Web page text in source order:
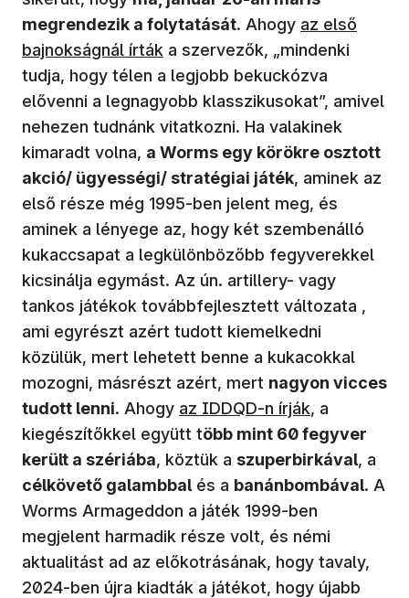
megrendezik a folytatását. Ahogy (új ablakban
az első
bajnokságnál írták a szervezők, „mindenki
tudja, hogy télen a legjobb bekuckózva
elővenni a legnagyobb klasszikusokat”, amivel
nehezen tudnánk vitatkozni. Ha valakinek
kimaradt volna, a Worms egy körökre osztott
akció/ ügyességi/ stratégiai játék, aminek az
első része még 1995-ben jelent meg, és
aminek a lényege az, hogy két szembenálló
kukaccsapat a legkülönbözőbb fegyverekkel
kicsinálja egymást. Az ún. artillery- vagy
tankos játékok továbbfejlesztett változata ,
ami egyrészt azért tudott kiemelkedni
közülük, mert lehetett benne a kukacokkal
mozogni, másrészt azért, mert nagyon vicces
tudott lenni. Ahogy (új ablakban nyílik meg)
az IDDQD-n írják, a
kiegészítőkkel együtt több mint 60 fegyver
került a szériába, köztük a szuperbirkával, a
célkövető galambbal és a banánbombával. A
Worms Armageddon a játék 1999-ben
megjelent harmadik része volt, és némi
aktualitást ad az előkotrásának, hogy tavaly,
2024-ben újra kiadták a játékot, hogy újabb